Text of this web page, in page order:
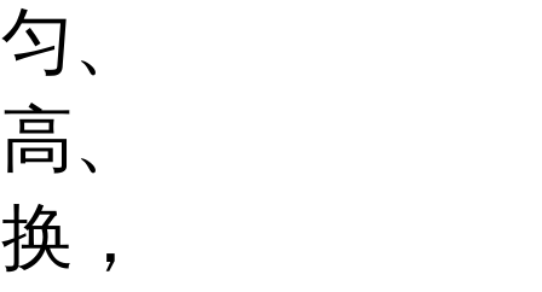
、
、
，